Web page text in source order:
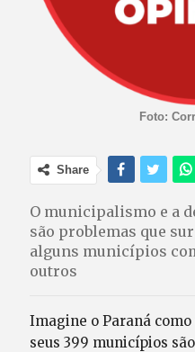
Foto:
Share
O municipalismo e a
são problemas que
alguns municípios
outros
Imagine o Paraná
seus 399 municípios